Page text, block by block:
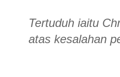
Tertuduh iaitu
atas kesalahan